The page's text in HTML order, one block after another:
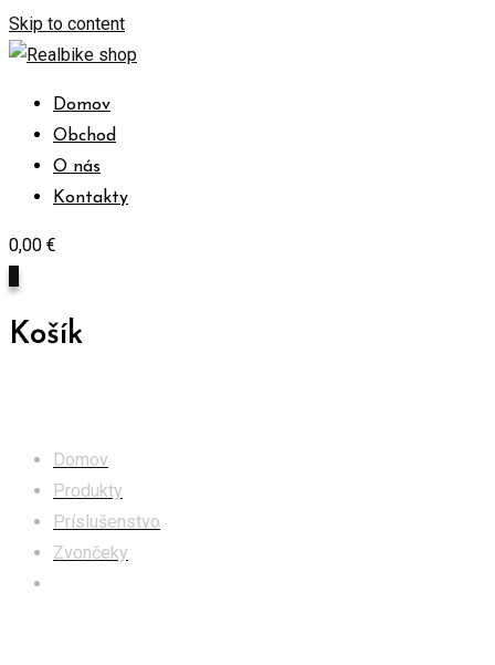
Skip to content
Domov
Obchod
O nás
Kontakty
0,00 €
Košík
Domov
Produkty
Príslušenstvo
Zvončeky